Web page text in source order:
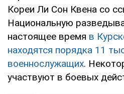
Кореи Ли Сон Квена со
Национальную
настоящее время в
находятся порядка 11
военнослужащих.
участвуют в боевых